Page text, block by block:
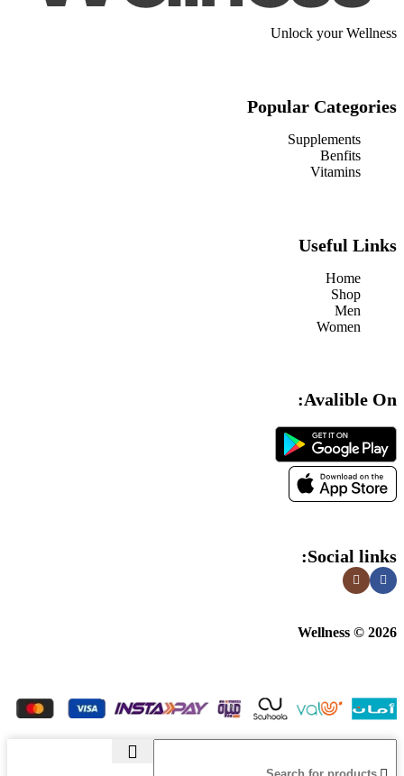
Unlock your Wellness
Popular Categories
Supplements
Benfits
Vitamins
Useful Links
Home
Shop
Men
Women
Avalible On:
Social links:
Wellness © 2026